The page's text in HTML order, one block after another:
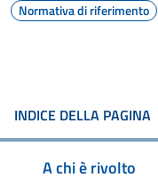
Normativa di riferimento
INDICE DELLA PAGINA
A chi è rivolto